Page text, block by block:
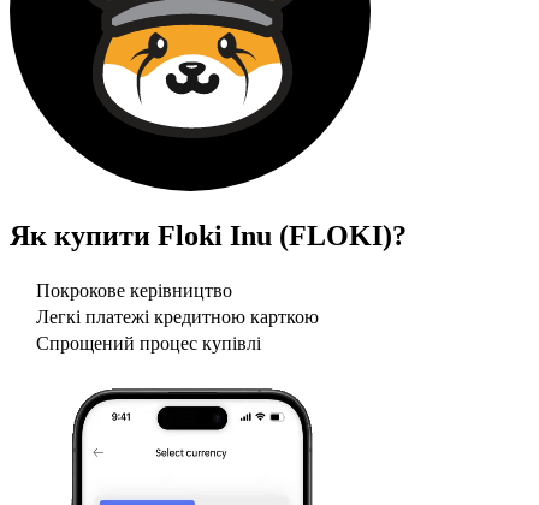
Як купити Floki Inu (FLOKI)?
Покрокове керівництво
Легкі платежі кредитною карткою
Спрощений процес купівлі